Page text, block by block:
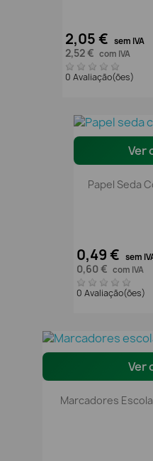
2,05 € sem IVA
2,52 € com IVA
0 Avaliação(ões)
Ver
Papel Seda
0,49 € sem
0,60 € com IVA
0 Avaliação(ões)
Ver
Marcadores